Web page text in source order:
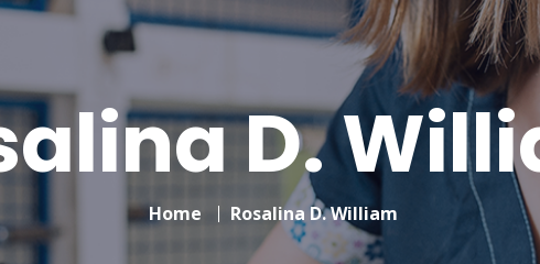
D.
Home Rosalina D. William